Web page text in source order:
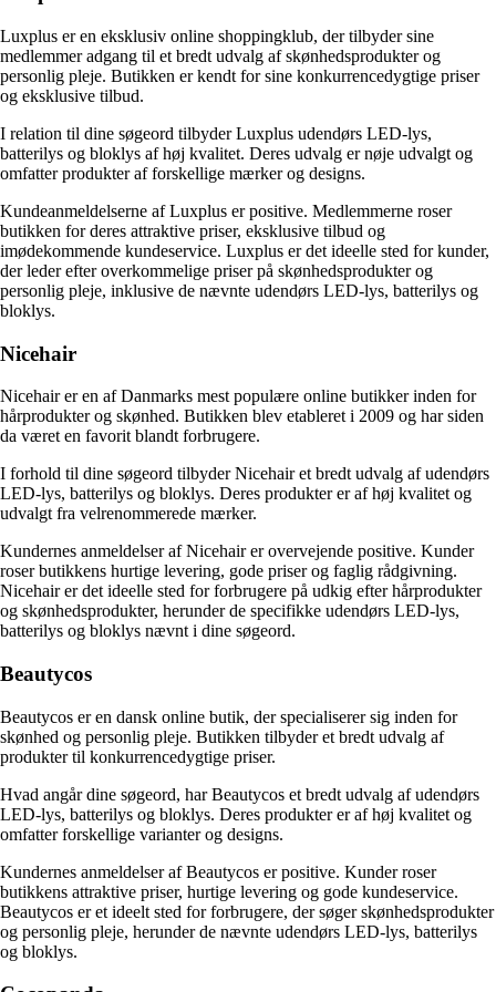
Luxplus er en eksklusiv online shoppingklub, der tilbyder sine
medlemmer adgang til et bredt udvalg af skønhedsprodukter og
personlig pleje. Butikken er kendt for sine konkurrencedygtige priser
og eksklusive tilbud.
I relation til dine søgeord tilbyder Luxplus udendørs LED-lys,
batterilys og bloklys af høj kvalitet. Deres udvalg er nøje udvalgt og
omfatter produkter af forskellige mærker og designs.
Kundeanmeldelserne af Luxplus er positive. Medlemmerne roser
butikken for deres attraktive priser, eksklusive tilbud og
imødekommende kundeservice. Luxplus er det ideelle sted for kunder,
der leder efter overkommelige priser på skønhedsprodukter og
personlig pleje, inklusive de nævnte udendørs LED-lys, batterilys og
bloklys.
Nicehair
Nicehair er en af Danmarks mest populære online butikker inden for
hårprodukter og skønhed. Butikken blev etableret i 2009 og har siden
da været en favorit blandt forbrugere.
I forhold til dine søgeord tilbyder Nicehair et bredt udvalg af udendørs
LED-lys, batterilys og bloklys. Deres produkter er af høj kvalitet og
udvalgt fra velrenommerede mærker.
Kundernes anmeldelser af Nicehair er overvejende positive. Kunder
roser butikkens hurtige levering, gode priser og faglig rådgivning.
Nicehair er det ideelle sted for forbrugere på udkig efter hårprodukter
og skønhedsprodukter, herunder de specifikke udendørs LED-lys,
batterilys og bloklys nævnt i dine søgeord.
Beautycos
Beautycos er en dansk online butik, der specialiserer sig inden for
skønhed og personlig pleje. Butikken tilbyder et bredt udvalg af
produkter til konkurrencedygtige priser.
Hvad angår dine søgeord, har Beautycos et bredt udvalg af udendørs
LED-lys, batterilys og bloklys. Deres produkter er af høj kvalitet og
omfatter forskellige varianter og designs.
Kundernes anmeldelser af Beautycos er positive. Kunder roser
butikkens attraktive priser, hurtige levering og gode kundeservice.
Beautycos er et ideelt sted for forbrugere, der søger skønhedsprodukter
og personlig pleje, herunder de nævnte udendørs LED-lys, batterilys
og bloklys.